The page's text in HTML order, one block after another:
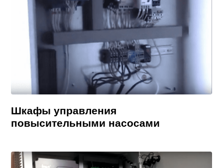
Шкафы управления
повысительными насосами